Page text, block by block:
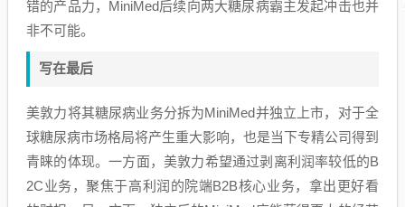
错的产品力，MiniMed后续向两大糖尿病霸主发起冲击也并
非不可能。
写在最后
美敦力将其糖尿病业务分拆为MiniMed并独立上市，对于全
球糖尿病市场格局将产生重大影响，也是当下专精公司得到
青睐的体现。一方面，美敦力希望通过剥离利润率较低的B
2C业务，聚焦于高利润的院端B2B核心业务，拿出更好看